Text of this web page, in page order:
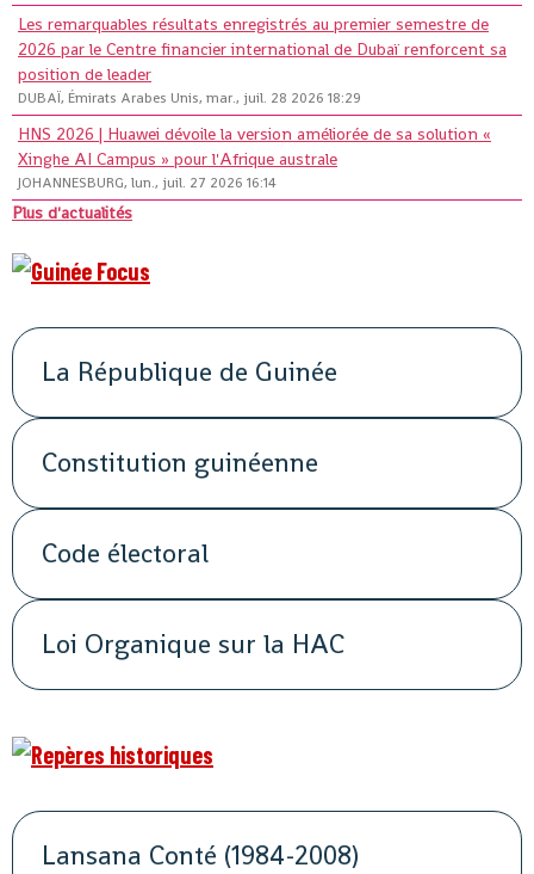
Les remarquables résultats enregistrés au premier semestre de
2026 par le Centre financier international de Dubaï renforcent sa
position de leader
DUBAÏ, Émirats Arabes Unis, mar., juil. 28 2026 18:29
HNS 2026 | Huawei dévoile la version améliorée de sa solution «
Xinghe AI Campus » pour l'Afrique australe
JOHANNESBURG, lun., juil. 27 2026 16:14
Plus d'actualités
La République de Guinée
Constitution guinéenne
Code électoral
Loi Organique sur la HAC
Lansana Conté (1984-2008)